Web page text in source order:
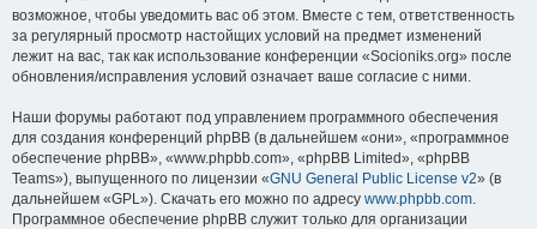
возможное, чтобы уведомить вас об этом. Вместе с тем, ответственность
за регулярный просмотр настойщих условий на предмет изменений
лежит на вас, так как использование конференции «Socioniks.org» после
обновления/исправления условий означает ваше согласие с ними.
Наши форумы работают под управлением программного обеспечения
для создания конференций phpBB (в дальнейшем «они», «программное
обеспечение phpBB», «www.phpbb.com», «phpBB Limited», «phpBB
Teams»), выпущенного по лицензии «GNU General Public License v2» (в
дальнейшем «GPL»). Скачать его можно по адресу www.phpbb.com.
Программное обеспечение phpBB служит только для организации